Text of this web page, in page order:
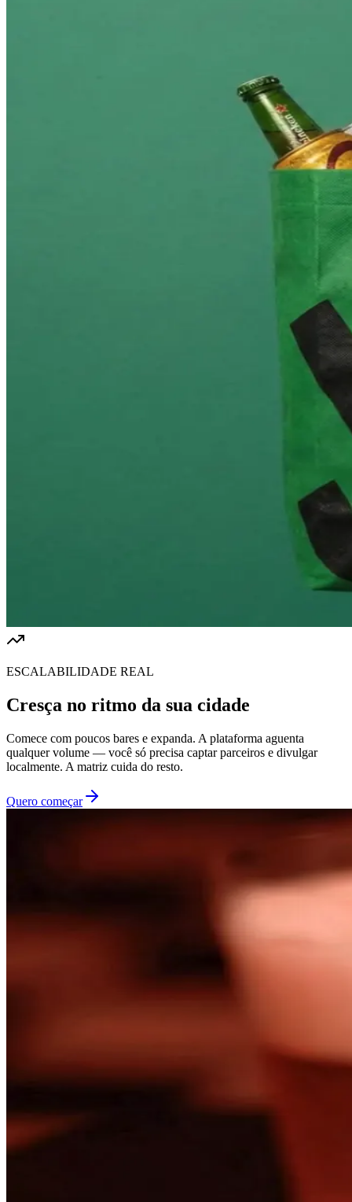
ESCALABILIDADE REAL
Cresça no ritmo da sua cidade
Comece com poucos bares e expanda. A plataforma aguenta
qualquer volume — você só precisa captar parceiros e divulgar
localmente. A matriz cuida do resto.
Quero começar